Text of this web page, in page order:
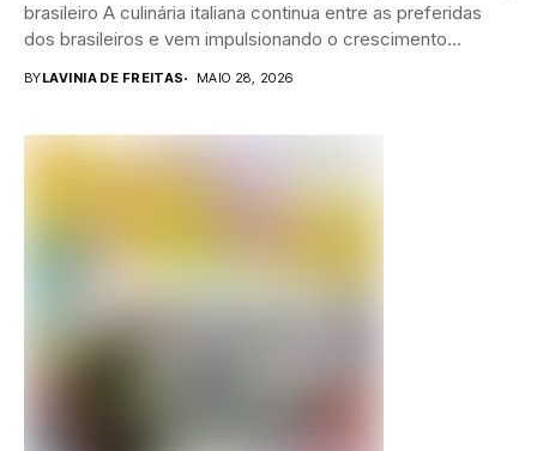
brasileiro A culinária italiana continua entre as preferidas
dos brasileiros e vem impulsionando o crescimento...
BYLAVINIA DE FREITAS MAIO 28, 2026